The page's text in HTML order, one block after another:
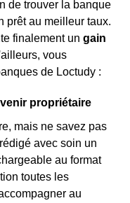
de trouver la banque
prêt au meilleur taux.
finalement un gain
vous
de Loctudy :
propriétaire
mais ne savez pas
avec soin un
au format
toutes les
au